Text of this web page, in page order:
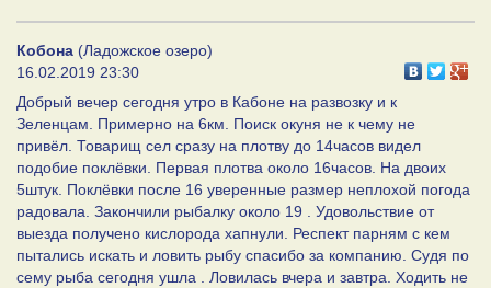
Кобона (Ладожское озеро)
16.02.2019 23:30
Добрый вечер сегодня утро в Кабоне на развозку и к
Зеленцам. Примерно на 6км. Поиск окуня не к чему не
привёл. Товарищ сел сразу на плотву до 14часов видел
подобие поклёвки. Первая плотва около 16часов. На двоих
5штук. Поклёвки после 16 уверенные размер неплохой погода
радовала. Закончили рыбалку около 19 . Удовольствие от
выезда получено кислорода хапнули. Респект парням с кем
пытались искать и ловить рыбу спасибо за компанию. Судя по
сему рыба сегодня ушла . Ловилась вчера и завтра. Ходить не